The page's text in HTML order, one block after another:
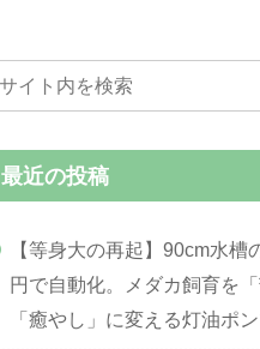
最近の投稿
【等身大の再起】90cm水槽
円で自動化。メダカ飼育を
「癒やし」に変える灯油ポ